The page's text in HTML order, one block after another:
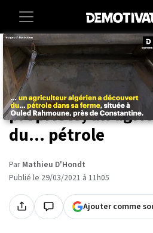
Accueil Societe Insolite
Algérie : alors
l'eau dans les sols
propriété, un
du... pétrole
Par Mathieu D'Hondt
Publié le 29/03/2021 à 11h05
Ajouter comme